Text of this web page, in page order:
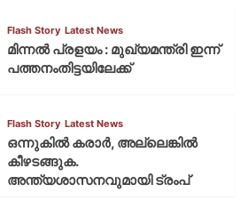
Flash Story Latest News
മിന്നല്‍ പ്രളയം : മുഖ്യമന്ത്രി ഇന്ന്
പത്തനംതിട്ടയിലേക്ക്
Flash Story Latest News
ഒന്നുകില്‍ കരാര്‍, അല്ലെങ്കില്‍
കീഴടങ്ങുക.
അന്ത്യശാസനവുമായി ട്രംപ്